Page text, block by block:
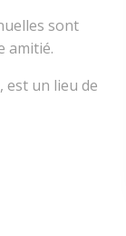
sont
amitié.
est un lieu de